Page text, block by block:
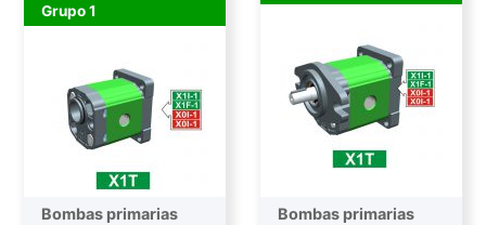
Grupo 1
Bombas primarias Bombas primarias